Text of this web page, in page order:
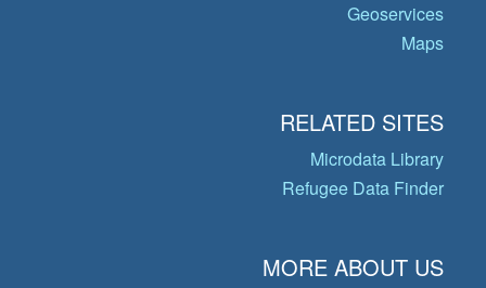
Geoservices
Maps
RELATED SITES
Microdata Library
Refugee Data Finder
MORE ABOUT US